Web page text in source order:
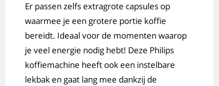
Er passen zelfs extragrote capsules op
waarmee je een grotere portie koffie
bereidt. Ideaal voor de momenten waarop
je veel energie nodig hebt! Deze Philips
koffiemachine heeft ook een instelbare
lekbak en gaat lang mee dankzij de